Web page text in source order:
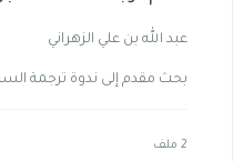
عبد الله بن علي الزهراني
بحث مقدم إلى ندوة ترجمة
2 ملف